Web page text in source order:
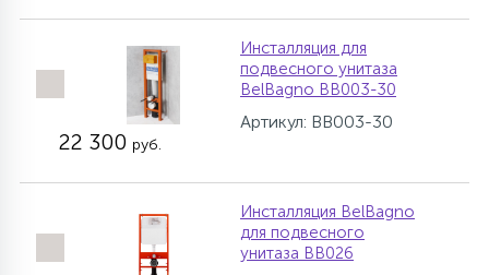
Инсталляция для
подвесного унитаза
BelBagno BB003-30
Артикул: BB003-30
22 300 руб.
Инсталляция BelBagno
для подвесного
унитаза BB026